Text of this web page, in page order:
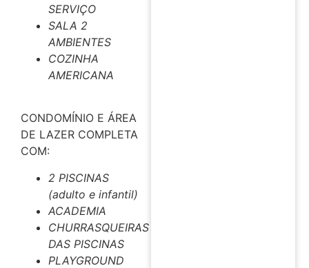
SERVIÇO
SALA 2
AMBIENTES
COZINHA
AMERICANA
CONDOMÍNIO E ÁREA
DE LAZER COMPLETA
COM:
2 PISCINAS
(adulto e infantil)
ACADEMIA
CHURRASQUEIRAS
DAS PISCINAS
PLAYGROUND